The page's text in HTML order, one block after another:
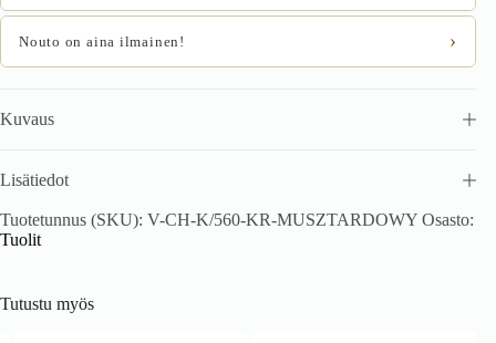
Nouto on aina ilmainen! ›
Kuvaus
Lisätiedot
Tuotetunnus (SKU): V-CH-K/560-KR-MUSZTARDOWY Osasto:
Tuolit
Tutustu myös